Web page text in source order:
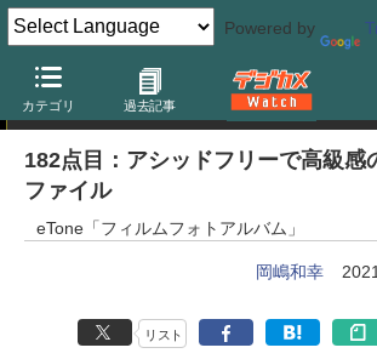
Powered by
カテゴリ 過去記事
岡嶋和幸の「あとで買う」
182点目：アシッドフリーで高級感
ファイル
eTone「フィルムフォトアルバム」
岡嶋和幸
リスト